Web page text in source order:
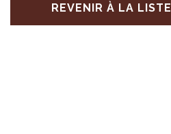
REVENIR À LA LISTE